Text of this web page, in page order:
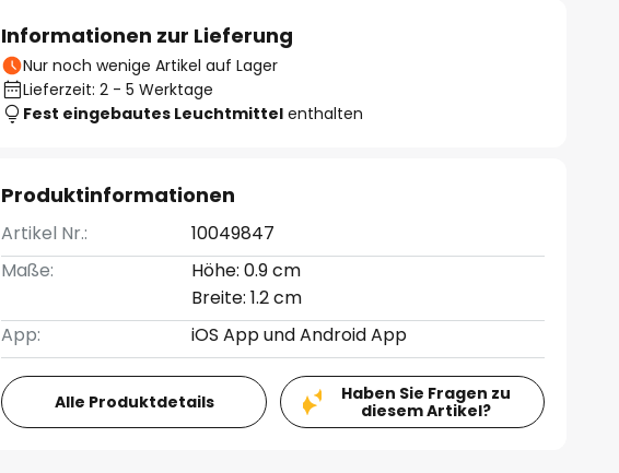
Informationen zur Lieferung
Nur noch wenige Artikel auf Lager
Lieferzeit: 2 - 5 Werktage
Fest eingebautes Leuchtmittel enthalten
Produktinformationen
Artikel Nr.:
10049847
Maße:
Höhe: 0.9 cm
Breite: 1.2 cm
App:
iOS App und Android App
Alle Produktdetails
Haben Sie Fragen zu
diesem Artikel?